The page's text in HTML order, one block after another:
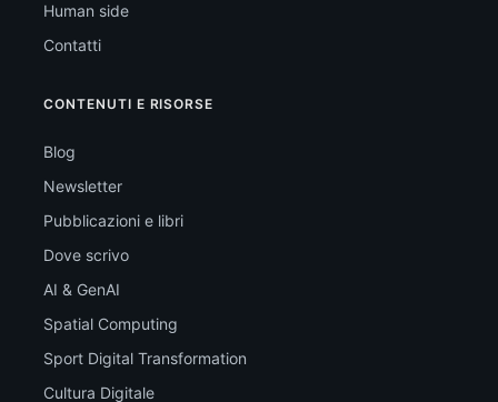
Human side
Contatti
CONTENUTI E RISORSE
Blog
Newsletter
Pubblicazioni e libri
Dove scrivo
AI & GenAI
Spatial Computing
Sport Digital Transformation
Cultura Digitale